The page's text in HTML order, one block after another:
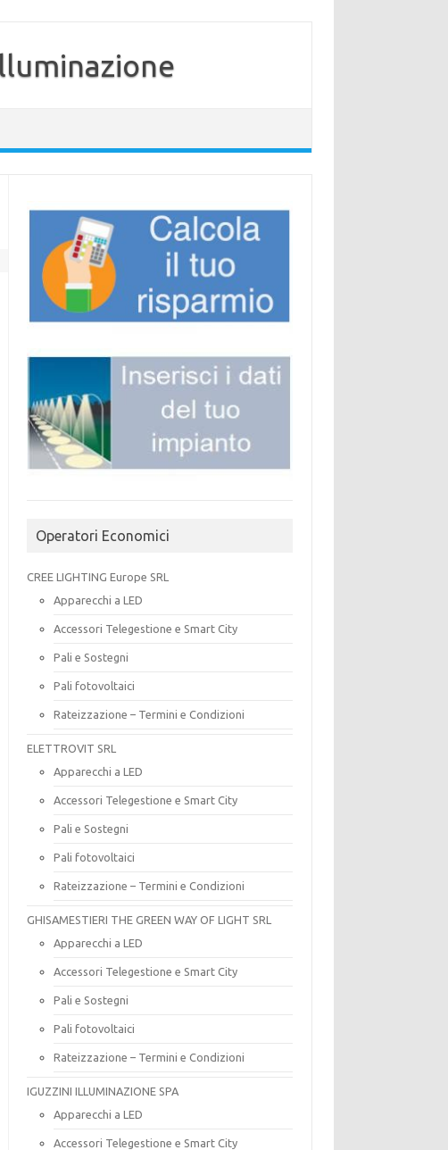
Operatori Economici
CREE LIGHTING Europe SRL
Apparecchi a LED
Accessori Telegestione e Smart City
Pali e Sostegni
Pali fotovoltaici
Rateizzazione – Termini e Condizioni
ELETTROVIT SRL
Apparecchi a LED
Accessori Telegestione e Smart City
Pali e Sostegni
Pali fotovoltaici
Rateizzazione – Termini e Condizioni
GHISAMESTIERI THE GREEN WAY OF LIGHT SRL
Apparecchi a LED
Accessori Telegestione e Smart City
Pali e Sostegni
Pali fotovoltaici
Rateizzazione – Termini e Condizioni
IGUZZINI ILLUMINAZIONE SPA
Apparecchi a LED
Accessori Telegestione e Smart City